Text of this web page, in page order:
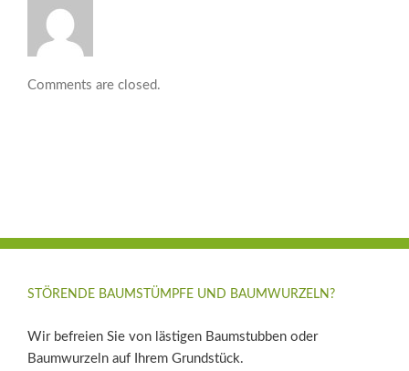
Comments are closed.
STÖRENDE BAUMSTÜMPFE UND BAUMWURZELN?
Wir befreien Sie von lästigen Baumstubben oder
Baumwurzeln auf Ihrem Grundstück.